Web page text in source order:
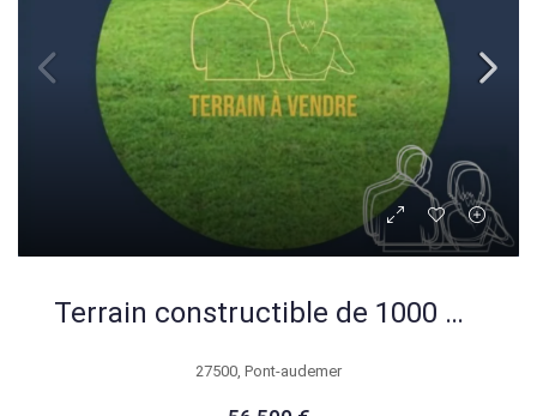
Terrain constructible de 1000 m² à Colletot, proche Pont-Audemer
27500, Pont-audemer